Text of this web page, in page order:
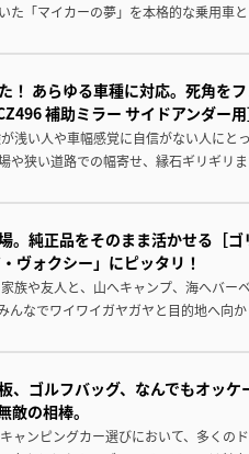
た「マイカーの夢」を本格的な乗用車
！ あらゆる車種に対応。死角を
補助ミラー サイドアンダー用
い人や車幅感覚に自信がない人にとっ
や狭い道路での幅寄せ、縁石ギリギリ
。純正品をそのまま活かせる［ゴ
ヴォクシー」にピッタリ！
族や友人と、山へキャンプ、海へバー
んなでワイワイガヤガヤと目的地へ向
ゴルフバッグ、なんでもオッケ
の相棒。
ャンピングカー選びにおいて、多くの